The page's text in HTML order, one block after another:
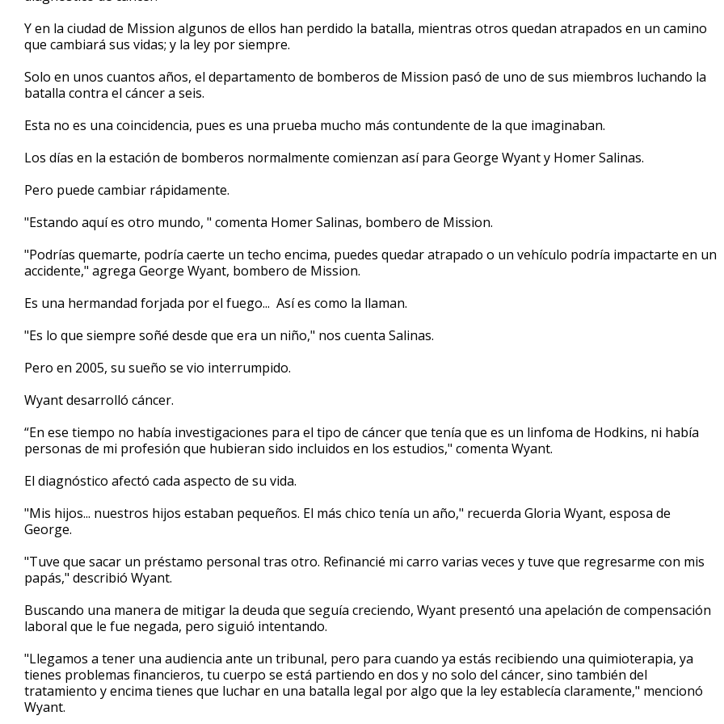
45
Volume
90%
Y en la ciudad de Mission algunos de ellos han perdido la batalla, mientras otros quedan atrapados en un camino
que cambiará sus vidas; y la ley por siempre.
Solo en unos cuantos años, el departamento de bomberos de Mission pasó de uno de sus miembros luchando la
batalla contra el cáncer a seis.
Esta no es una coincidencia, pues es una prueba mucho más contundente de la que imaginaban.
Los días en la estación de bomberos normalmente comienzan así para George Wyant y Homer Salinas.
Pero puede cambiar rápidamente.
"Estando aquí es otro mundo, " comenta Homer Salinas, bombero de Mission.
"Podrías quemarte, podría caerte un techo encima, puedes quedar atrapado o un vehículo podría impactarte en un
accidente," agrega George Wyant, bombero de Mission.
Es una hermandad forjada por el fuego... Así es como la llaman.
"Es lo que siempre soñé desde que era un niño," nos cuenta Salinas.
Pero en 2005, su sueño se vio interrumpido.
Wyant desarrolló cáncer.
“En ese tiempo no había investigaciones para el tipo de cáncer que tenía que es un linfoma de Hodkins, ni había
personas de mi profesión que hubieran sido incluidos en los estudios," comenta Wyant.
El diagnóstico afectó cada aspecto de su vida.
"Mis hijos... nuestros hijos estaban pequeños. El más chico tenía un año," recuerda Gloria Wyant, esposa de
George.
"Tuve que sacar un préstamo personal tras otro. Refinancié mi carro varias veces y tuve que regresarme con mis
papás," describió Wyant.
Buscando una manera de mitigar la deuda que seguía creciendo, Wyant presentó una apelación de compensación
laboral que le fue negada, pero siguió intentando.
"Llegamos a tener una audiencia ante un tribunal, pero para cuando ya estás recibiendo una quimioterapia, ya
tienes problemas financieros, tu cuerpo se está partiendo en dos y no solo del cáncer, sino también del
tratamiento y encima tienes que luchar en una batalla legal por algo que la ley establecía claramente," mencionó
Wyant.